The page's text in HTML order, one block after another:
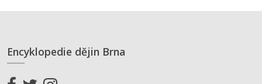
Encyklopedie dějin Brna